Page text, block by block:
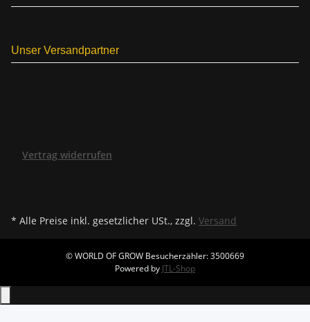
Unser Versandpartner
Vertrag widerrufen
* Alle Preise inkl. gesetzlicher USt., zzgl. Versand
© WORLD OF GROW Besucherzähler: 3500669
Powered by JTL-Shop